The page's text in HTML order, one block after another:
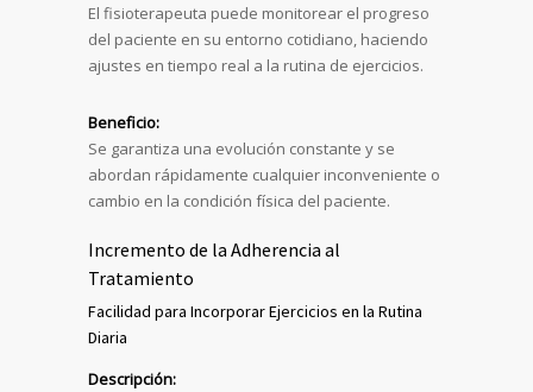
El fisioterapeuta puede monitorear el progreso
del paciente en su entorno cotidiano, haciendo
ajustes en tiempo real a la rutina de ejercicios.
Beneficio:
Se garantiza una evolución constante y se
abordan rápidamente cualquier inconveniente o
cambio en la condición física del paciente.
Incremento de la Adherencia al
Tratamiento
Facilidad para Incorporar Ejercicios en la Rutina
Diaria
Descripción: